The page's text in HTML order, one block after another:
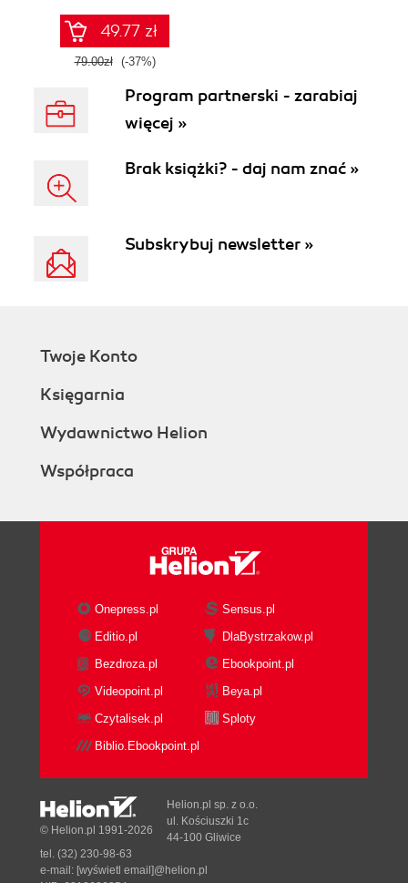
49.77 zł
79.00zł (-37%)
Program partnerski - zarabiaj
więcej »
Brak książki? - daj nam znać »
Subskrybuj newsletter »
Twoje Konto
Księgarnia
Wydawnictwo Helion
Współpraca
Onepress.pl
Sensus.pl
Editio.pl
DlaBystrzakow.pl
Bezdroza.pl
Ebookpoint.pl
Videopoint.pl
Beya.pl
Czytalisek.pl
Sploty
Biblio.Ebookpoint.pl
© Helion.pl 1991-2026
Helion.pl sp. z o.o.
ul. Kościuszki 1c
44-100 Gliwice
tel. (32) 230-98-63
e-mail: [wyświetl email]@helion.pl